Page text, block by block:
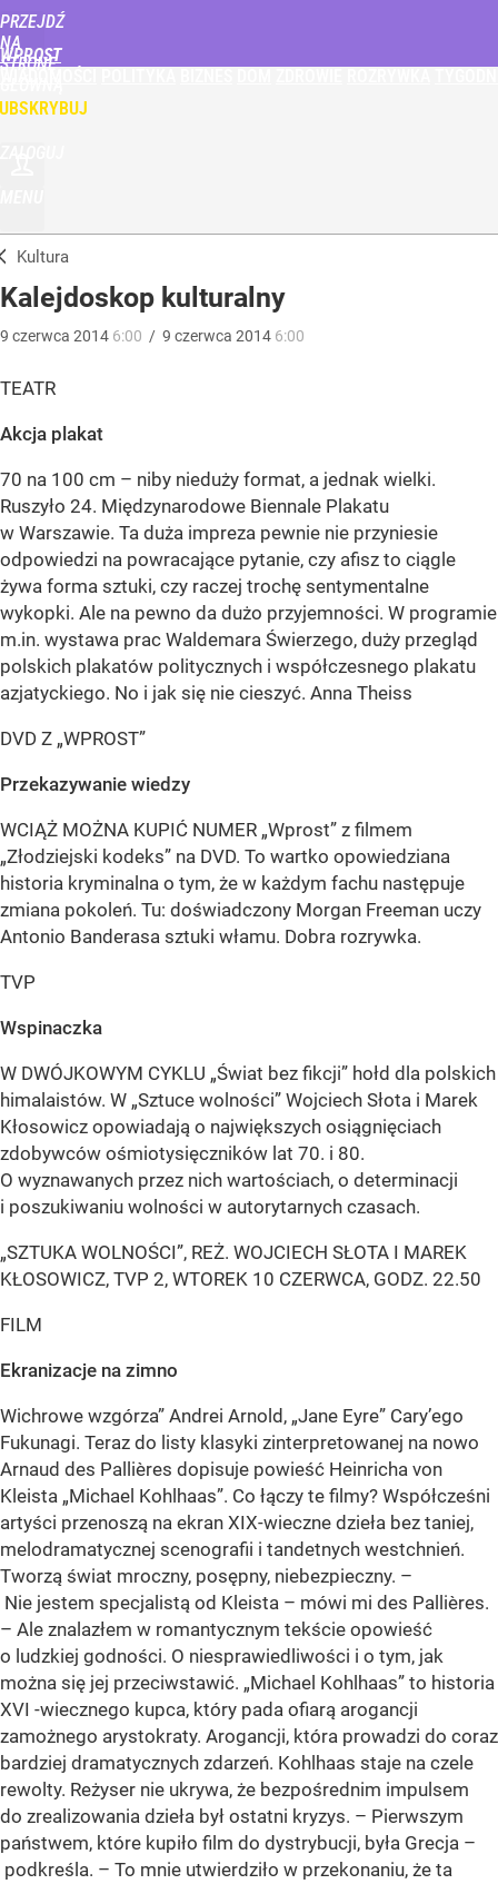
PRZEJDŹ
NA
STRONĘ
WPROST
Kultura
Kalejdoskop kulturalny
9 czerwca 2014 6:00 / 9 czerwca 2014 6:00
TEATR
Akcja plakat
70 na 100 cm – niby nieduży format, a jednak wielki.
Ruszyło 24. Międzynarodowe Biennale Plakatu
w Warszawie. Ta duża impreza pewnie nie przyniesie
odpowiedzi na powracające pytanie, czy afisz to ciągle
żywa forma sztuki, czy raczej trochę sentymentalne
wykopki. Ale na pewno da dużo przyjemności. W programie
m.in. wystawa prac Waldemara Świerzego, duży przegląd
polskich plakatów politycznych i współczesnego plakatu
azjatyckiego. No i jak się nie cieszyć. Anna Theiss
DVD Z „WPROST”
Przekazywanie wiedzy
WCIĄŻ MOŻNA KUPIĆ NUMER „Wprost” z filmem
„Złodziejski kodeks” na DVD. To wartko opowiedziana
historia kryminalna o tym, że w każdym fachu następuje
zmiana pokoleń. Tu: doświadczony Morgan Freeman uczy
Antonio Banderasa sztuki włamu. Dobra rozrywka.
TVP
Wspinaczka
W DWÓJKOWYM CYKLU „Świat bez fikcji” hołd dla polskich
himalaistów. W „Sztuce wolności” Wojciech Słota i Marek
Kłosowicz opowiadają o największych osiągnięciach
zdobywców ośmiotysięczników lat 70. i 80.
O wyznawanych przez nich wartościach, o determinacji
i poszukiwaniu wolności w autorytarnych czasach.
„SZTUKA WOLNOŚCI”, REŻ. WOJCIECH SŁOTA I MAREK
KŁOSOWICZ, TVP 2, WTOREK 10 CZERWCA, GODZ. 22.50
FILM
Ekranizacje na zimno
Wichrowe wzgórza” Andrei Arnold, „Jane Eyre” Cary’ego
Fukunagi. Teraz do listy klasyki zinterpretowanej na nowo
Arnaud des Pallières dopisuje powieść Heinricha von
Kleista „Michael Kohlhaas”. Co łączy te filmy? Współcześni
artyści przenoszą na ekran XIX-wieczne dzieła bez taniej,
melodramatycznej scenografii i tandetnych westchnień.
Tworzą świat mroczny, posępny, niebezpieczny. –
Nie jestem specjalistą od Kleista – mówi mi des Pallières.
– Ale znalazłem w romantycznym tekście opowieść
o ludzkiej godności. O niesprawiedliwości i o tym, jak
można się jej przeciwstawić. „Michael Kohlhaas” to historia
XVI­ -wiecznego kupca, który pada ofiarą arogancji
zamożnego arystokraty. Arogancji, która prowadzi do coraz
bardziej dramatycznych zdarzeń. Kohlhaas staje na czele
rewolty. Reżyser nie ukrywa, że bezpośrednim impulsem
do zrealizowania dzieła był ostatni kryzys. – Pierwszym
państwem, które kupiło film do dystrybucji, była Grecja –
podkreśla. – To mnie utwierdziło w przekonaniu, że ta